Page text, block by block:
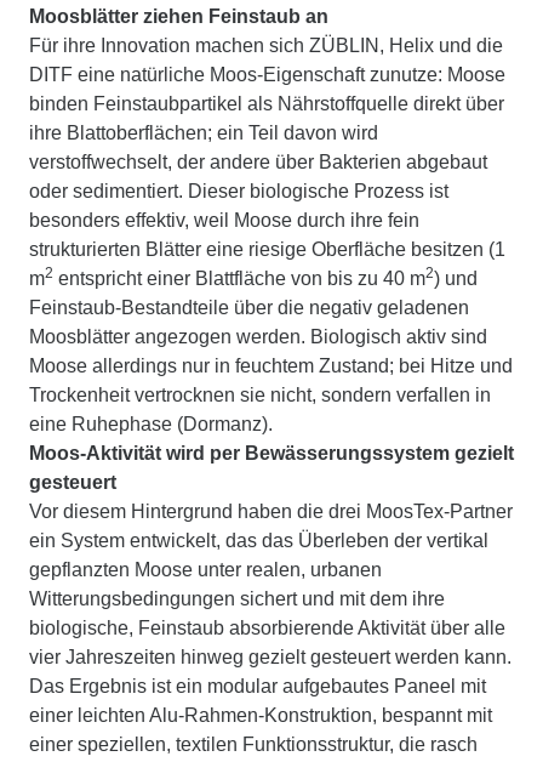
Moosblätter ziehen Feinstaub an
Für ihre Innovation machen sich ZÜBLIN, Helix und die
DITF eine natürliche Moos-Eigenschaft zunutze: Moose
binden Feinstaubpartikel als Nährstoffquelle direkt über
ihre Blattoberflächen; ein Teil davon wird
verstoffwechselt, der andere über Bakterien abgebaut
oder sedimentiert. Dieser biologische Prozess ist
besonders effektiv, weil Moose durch ihre fein
strukturierten Blätter eine riesige Oberfläche besitzen (1
m2 entspricht einer Blattfläche von bis zu 40 m2) und
Feinstaub-Bestandteile über die negativ geladenen
Moosblätter angezogen werden. Biologisch aktiv sind
Moose allerdings nur in feuchtem Zustand; bei Hitze und
Trockenheit vertrocknen sie nicht, sondern verfallen in
eine Ruhephase (Dormanz).
Moos-Aktivität wird per Bewässerungssystem gezielt
gesteuert
Vor diesem Hintergrund haben die drei MoosTex-Partner
ein System entwickelt, das das Überleben der vertikal
gepflanzten Moose unter realen, urbanen
Witterungsbedingungen sichert und mit dem ihre
biologische, Feinstaub absorbierende Aktivität über alle
vier Jahreszeiten hinweg gezielt gesteuert werden kann.
Das Ergebnis ist ein modular aufgebautes Paneel mit
einer leichten Alu-Rahmen-Konstruktion, bespannt mit
einer speziellen, textilen Funktionsstruktur, die rasch